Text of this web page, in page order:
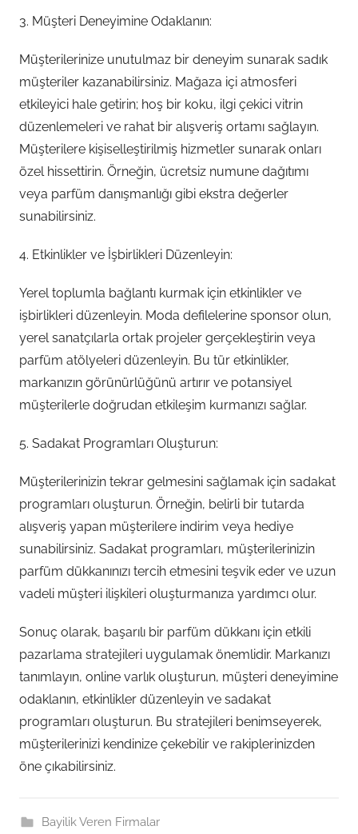
3. Müşteri Deneyimine Odaklanın:
Müşterilerinize unutulmaz bir deneyim sunarak sadık
müşteriler kazanabilirsiniz. Mağaza içi atmosferi
etkileyici hale getirin; hoş bir koku, ilgi çekici vitrin
düzenlemeleri ve rahat bir alışveriş ortamı sağlayın.
Müşterilere kişiselleştirilmiş hizmetler sunarak onları
özel hissettirin. Örneğin, ücretsiz numune dağıtımı
veya parfüm danışmanlığı gibi ekstra değerler
sunabilirsiniz.
4. Etkinlikler ve İşbirlikleri Düzenleyin:
Yerel toplumla bağlantı kurmak için etkinlikler ve
işbirlikleri düzenleyin. Moda defilelerine sponsor olun,
yerel sanatçılarla ortak projeler gerçekleştirin veya
parfüm atölyeleri düzenleyin. Bu tür etkinlikler,
markanızın görünürlüğünü artırır ve potansiyel
müşterilerle doğrudan etkileşim kurmanızı sağlar.
5. Sadakat Programları Oluşturun:
Müşterilerinizin tekrar gelmesini sağlamak için sadakat
programları oluşturun. Örneğin, belirli bir tutarda
alışveriş yapan müşterilere indirim veya hediye
sunabilirsiniz. Sadakat programları, müşterilerinizin
parfüm dükkanınızı tercih etmesini teşvik eder ve uzun
vadeli müşteri ilişkileri oluşturmanıza yardımcı olur.
Sonuç olarak, başarılı bir parfüm dükkanı için etkili
pazarlama stratejileri uygulamak önemlidir. Markanızı
tanımlayın, online varlık oluşturun, müşteri deneyimine
odaklanın, etkinlikler düzenleyin ve sadakat
programları oluşturun. Bu stratejileri benimseyerek,
müşterilerinizi kendinize çekebilir ve rakiplerinizden
öne çıkabilirsiniz.
Bayilik Veren Firmalar